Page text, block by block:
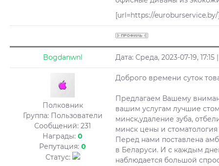
[url=https://
Bogdanwnl Дата: Среда, 2023-07-19,
Полковник
Группа: Пользователи
Сообщений: 231
Награды: 0
Репутация: 0
Статус:
Доброго времени суток
Предлагаем Вашему
вашим услугам лучшие
минск,удаление зуба,
минск цены и
Перед нами поставлена
в Беларуси. И с каждым
наблюдается большой